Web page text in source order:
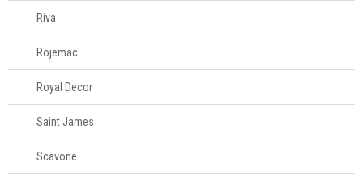
Riva
Rojemac
Royal Decor
Saint James
Scavone